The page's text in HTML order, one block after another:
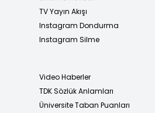
TV Yayın Akışı
Instagram Dondurma
Instagram Silme
Video Haberler
TDK Sözlük Anlamları
Üniversite Taban Puanları